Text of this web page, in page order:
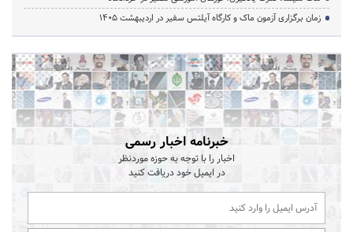
زمان برگزاری آزمون ماک و کارگاه آیلتس سفیر در اردیبهشت 1405
خبرنامه اخبار رسمی
اخبار را با توجه به حوزه موردنظر
در ایمیل خود دریافت کنید